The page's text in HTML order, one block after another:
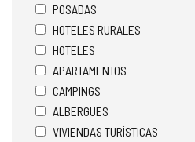
POSADAS
HOTELES RURALES
HOTELES
APARTAMENTOS
CAMPINGS
ALBERGUES
VIVIENDAS TURÍSTICAS